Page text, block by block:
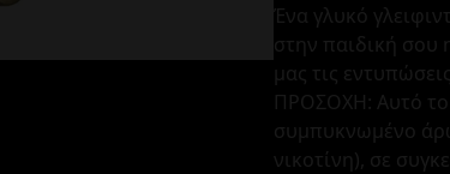
Ένα γλυκό
στην παιδική σου
μας τις
ΠΡΟΣΟΧΗ: Αυτό το
συμπυκνωμένο
νικοτίνη), σε